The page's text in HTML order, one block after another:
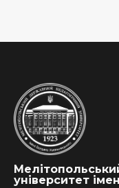
університет